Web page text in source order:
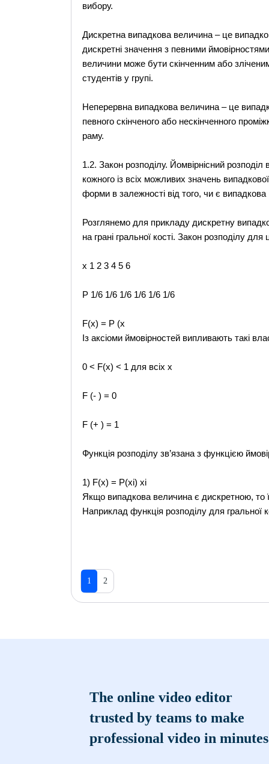
вибору.
Дискретна випадкова величина – це
дискретні значення з певними
величини може бути скінченним або
студентів у групі.
Неперервна випадкова величина – це
певного скінченого або нескінченного
раму.
1.2. Закон розподілу. Йомвірнісний
кожного із всіх можливих значень
форми в залежності від того, чи є
Розглянемо для прикладу дискретну
на грані гральної кості. Закон розподілу
х 1 2 3 4 5 6
Р 1/6 1/6 1/6 1/6 1/6 1/6
F(x) = P (x
Із аксіоми ймовірностей випливають такі
0 < F(x) < 1 для всіх х
F (- ) = 0
F (+ ) = 1
Функція розподілу зв’язана з функцією
1) F(x) = P(xi) xi
Якщо випадкова величина є дискретною, то
Наприклад функція розподілу для гральної
1 2
The online video editor
trusted by teams to make
professional video in minutes